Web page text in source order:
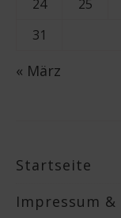
24
25
31
« März
Startseite
Impressum